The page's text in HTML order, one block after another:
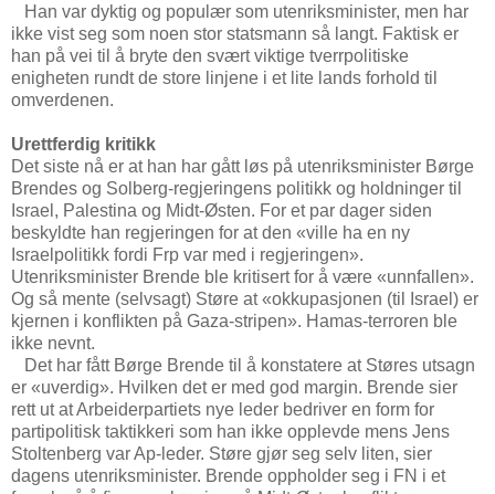
Han var dyktig og populær som utenriksminister, men har
ikke vist seg som noen stor statsmann så langt. Faktisk er
han på vei til å bryte den svært viktige tverrpolitiske
enigheten rundt de store linjene i et lite lands forhold til
omverdenen.
Urettferdig kritikk
Det siste nå er at han har gått løs på utenriksminister Børge
Brendes og Solberg-regjeringens politikk og holdninger til
Israel, Palestina og Midt-Østen. For et par dager siden
beskyldte han regjeringen for at den «ville ha en ny
Israelpolitikk fordi Frp var med i regjeringen».
Utenriksminister Brende ble kritisert for å være «unnfallen».
Og så mente (selvsagt) Støre at «okkupasjonen (til Israel) er
kjernen i konflikten på Gaza-stripen». Hamas-terroren ble
ikke nevnt.
Det har fått Børge Brende til å konstatere at Støres utsagn
er «uverdig». Hvilken det er med god margin. Brende sier
rett ut at Arbeiderpartiets nye leder bedriver en form for
partipolitisk taktikkeri som han ikke opplevde mens Jens
Stoltenberg var Ap-leder. Støre gjør seg selv liten, sier
dagens utenriksminister. Brende oppholder seg i FN i et